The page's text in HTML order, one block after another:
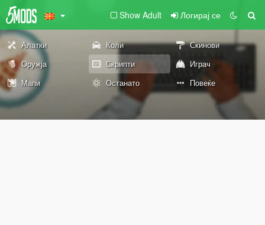
Show Adult Логирај се
Алатки Коли
Скинови
Оружја
Скрипти
Играч
Мапи
Останато Повеќе